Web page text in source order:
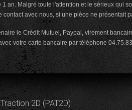
an. Malgré toute l'attention et le sérieux qui
contact avec nous, si une pièce ne présentait
le Crédit Mutuel, Paypal, virement
votre carte bancaire par téléphone
2D (PAT2D)